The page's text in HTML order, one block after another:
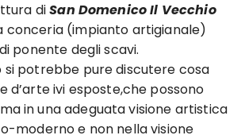
diSan Domenico Il Vecchio
conceria (impianto artigianale)
ponente degli scavi.
si potrebbe pure discutere cosa
d’arte ivi esposte,che possono
in una adeguata visione artistica
moderno e non nella visione